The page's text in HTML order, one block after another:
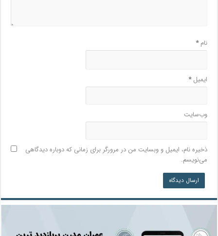
نام*
ایمیل*
وب‌سایت
ذخیره نام، ایمیل و وبسایت من در مرورگر برای زمانی که دوباره دیدگاهی
می‌نویسم.